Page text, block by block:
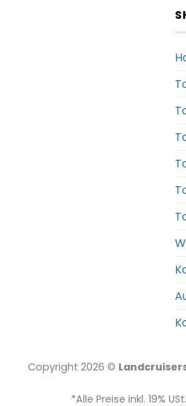
Copyright 2026 ©
*Alle Preise inkl. 19%